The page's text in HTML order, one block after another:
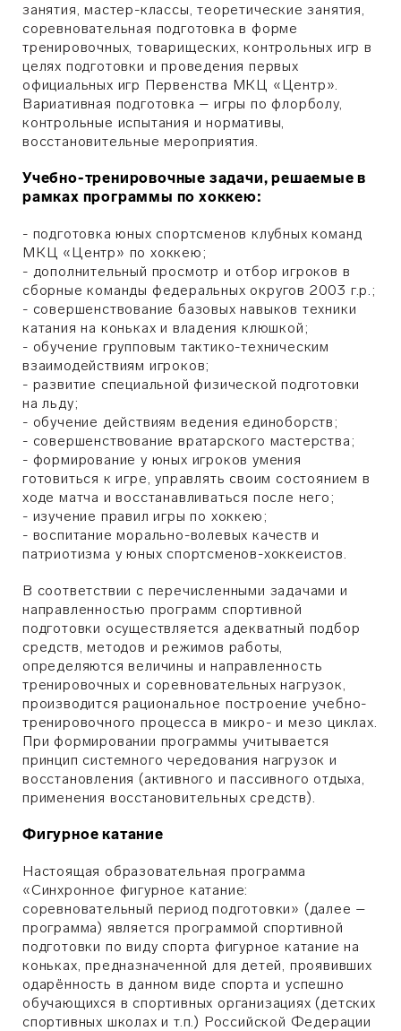
занятия, мастер-классы, теоретические занятия,
соревновательная подготовка в форме
тренировочных, товарищеских, контрольных игр в
целях подготовки и проведения первых
официальных игр Первенства МКЦ «Центр».
Вариативная подготовка – игры по флорболу,
контрольные испытания и нормативы,
восстановительные мероприятия.
Учебно-тренировочные задачи, решаемые в
рамках программы по хоккею:
- подготовка юных спортсменов клубных команд
МКЦ «Центр» по хоккею;
- дополнительный просмотр и отбор игроков в
сборные команды федеральных округов 2003 г.р.;
- совершенствование базовых навыков техники
катания на коньках и владения клюшкой;
- обучение групповым тактико-техническим
взаимодействиям игроков;
- развитие специальной физической подготовки
на льду;
- обучение действиям ведения единоборств;
- совершенствование вратарского мастерства;
- формирование у юных игроков умения
готовиться к игре, управлять своим состоянием в
ходе матча и восстанавливаться после него;
- изучение правил игры по хоккею;
- воспитание морально-волевых качеств и
патриотизма у юных спортсменов-хоккеистов.
В соответствии с перечисленными задачами и
направленностью программ спортивной
подготовки осуществляется адекватный подбор
средств, методов и режимов работы,
определяются величины и направленность
тренировочных и соревновательных нагрузок,
производится рациональное построение учебно-
тренировочного процесса в микро- и мезо циклах.
При формировании программы учитывается
принцип системного чередования нагрузок и
восстановления (активного и пассивного отдыха,
применения восстановительных средств).
Фигурное катание
Настоящая образовательная программа
«Синхронное фигурное катание:
соревновательный период подготовки» (далее –
программа) является программой спортивной
подготовки по виду спорта фигурное катание на
коньках, предназначенной для детей, проявивших
одарённость в данном виде спорта и успешно
обучающихся в спортивных организациях (детских
спортивных школах и т.п.) Российской Федерации